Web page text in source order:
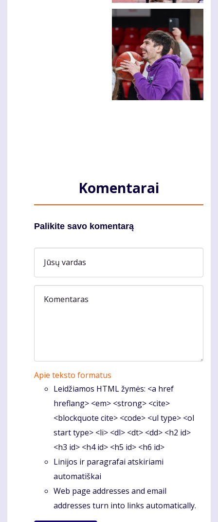
Komentarai
Palikite savo komentarą
Jūsų vardas
Komentaras
Apie teksto formatus
Leidžiamos HTML žymės: <a href
hreflang> <em> <strong> <cite>
<blockquote cite> <code> <ul type> <ol
start type> <li> <dl> <dt> <dd> <h2 id>
<h3 id> <h4 id> <h5 id> <h6 id>
Linijos ir paragrafai atskiriami
automatiškai
Web page addresses and email
addresses turn into links automatically.